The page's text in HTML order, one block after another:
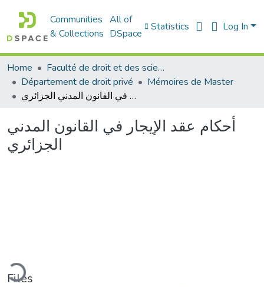
Communities
& Collections
All of
DSpace
Statistics Log In
Home
Faculté de droit et des sciences politiques
Département de droit privé
Mémoires de Master
أحكام عقد الإيجار في القانون المدني الجزائري
أحكام عقد الإيجار في القانون المدني
الجزائري
Files